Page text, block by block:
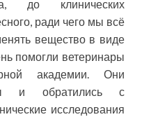
до клинических
ради чего мы всё
вещество в виде
помогли ветеринары
академии. Они
и обратились с
исследования